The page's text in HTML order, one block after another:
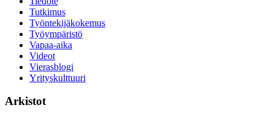
Tutkimus
Työntekijäkokemus
Työympäristö
Vapaa-aika
Videot
Vierasblogi
Yrityskulttuuri
Arkistot